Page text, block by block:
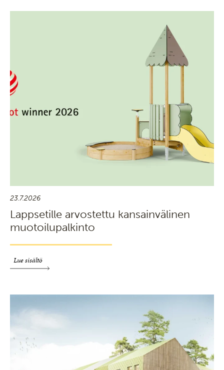
23.7.2026
Lappsetille arvostettu kansainvälinen
muotoilupalkinto
Lue sisältö